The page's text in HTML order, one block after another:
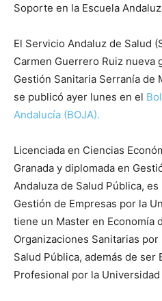
Soporte en la Escuela
El Servicio Andaluz de Salud
Carmen Guerrero Ruiz nueva
Gestión Sanitaria Serranía de
se publicó ayer lunes en el
Andalucía (BOJA).
Licenciada en Ciencias
Granada y diplomada en
Andaluza de Salud Pública,
Gestión de Empresas por la
tiene un Master en Economía
Organizaciones Sanitarias por
Salud Pública, además de ser
Profesional por la Universidad